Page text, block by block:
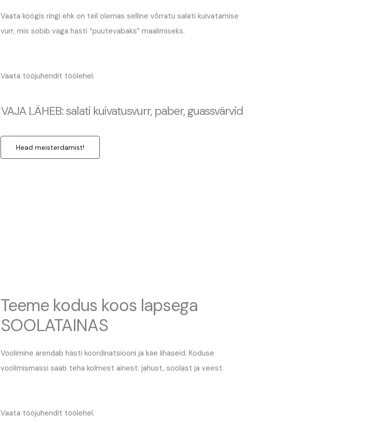
Vaata köögis ringi ehk on teil olemas selline võrratu salati kuivatamise
vurr, mis sobib väga hästi “puutevabaks” maalimiseks.
Vaata tööjuhendit töölehel.
VAJA LÄHEB: salati kuivatusvurr, paber, guassvärvid
Head meisterdamist!
Teeme kodus koos lapsega
SOOLATAINAS
Voolimine arendab hästi koordinatsiooni ja käe lihaseid. Koduse
voolimismassi saab teha kolmest ainest: jahust, soolast ja veest.
Vaata tööjuhendit töölehel.